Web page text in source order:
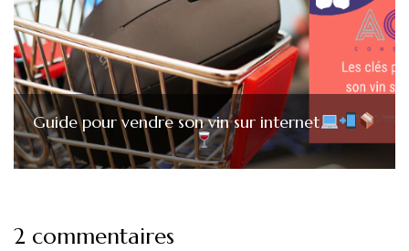
Guide pour vendre son vin sur internet
2 commentaires